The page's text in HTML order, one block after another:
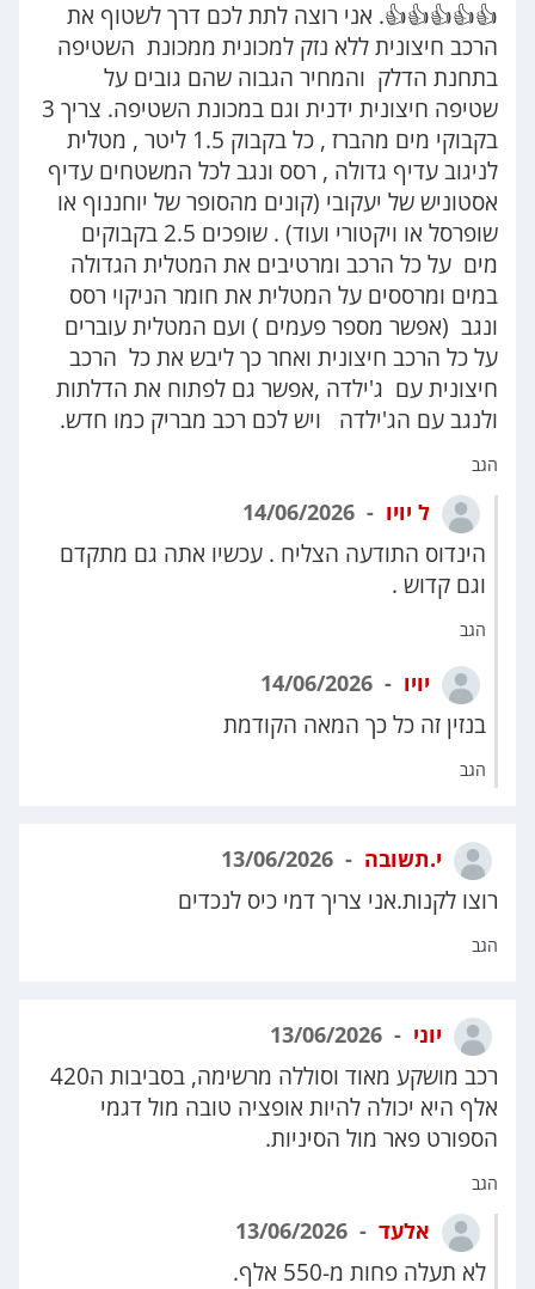
👍👍👍👍👍. אני רוצה לתת לכם דרך לשטוף את
הרכב חיצונית ללא נזק למכונית ממכונת השטיפה
בתחנת הדלק והמחיר הגבוה שהם גובים על
שטיפה חיצונית ידנית וגם במכונת השטיפה. צריך 3
בקבוקי מים מהברז , כל בקבוק 1.5 ליטר , מטלית
לניגוב עדיף גדולה , רסס ונגב לכל המשטחים עדיף
אסטוניש של יעקובי (קונים מהסופר של יוחננוף או
שופרסל או ויקטורי ועוד) . שופכים 2.5 בקבוקים
מים על כל הרכב ומרטיבים את המטלית הגדולה
במים ומרססים על המטלית את חומר הניקוי רסס
ונגב (אפשר מספר פעמים ) ועם המטלית עוברים
על כל הרכב חיצונית ואחר כך ליבש את כל הרכב
חיצונית עם ג'ילדה ,אפשר גם לפתוח את הדלתות
ולנגב עם הג'ילדה ויש לכם רכב מבריק כמו חדש.
הגב
ל יויו
הינדוס התודעה הצליח . עכשיו אתה גם מתקדם
וגם קדוש .
הגב
יויו
בנזין זה כל כך המאה הקודמת
הגב
י.תשובה
רוצו לקנות.אני צריך דמי כיס לנכדים
הגב
יוני
רכב מושקע מאוד וסוללה מרשימה, בסביבות ה420
אלף היא יכולה להיות אופציה טובה מול דגמי
הספורט פאר מול הסיניות.
הגב
אלעד
לא תעלה פחות מ-550 אלף.